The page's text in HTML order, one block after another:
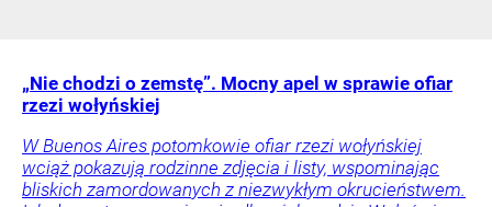
„Nie chodzi o zemstę”. Mocny apel w sprawie ofiar
rzezi wołyńskiej
W Buenos Aires potomkowie ofiar rzezi wołyńskiej
wciąż pokazują rodzinne zdjęcia i listy, wspominając
bliskich zamordowanych z niezwykłym okrucieństwem.